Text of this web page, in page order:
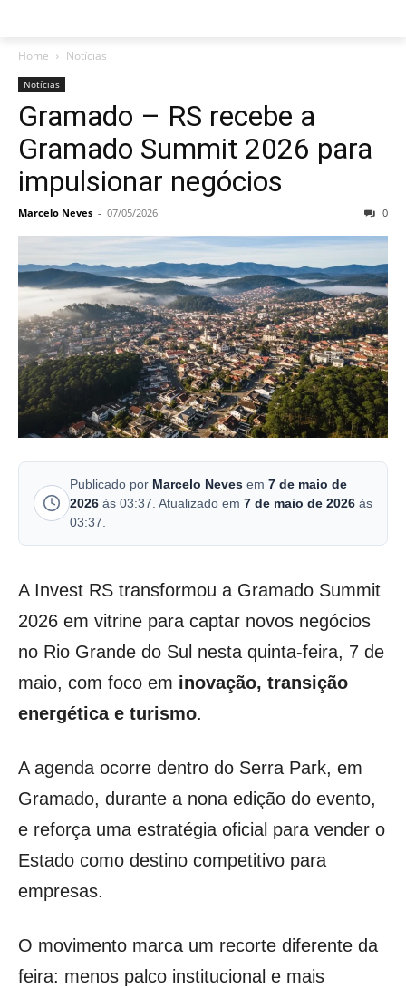
Home Notícias
Notícias
Gramado – RS recebe a
Gramado Summit 2026 para
impulsionar negócios
Marcelo Neves - 07/05/2026 0
Publicado por Marcelo Neves em 7 de maio de
2026 às 03:37. Atualizado em 7 de maio de 2026 às
03:37.
A Invest RS transformou a Gramado Summit
2026 em vitrine para captar novos negócios
no Rio Grande do Sul nesta quinta-feira, 7 de
maio, com foco em inovação, transição
energética e turismo.
A agenda ocorre dentro do Serra Park, em
Gramado, durante a nona edição do evento,
e reforça uma estratégia oficial para vender o
Estado como destino competitivo para
empresas.
O movimento marca um recorte diferente da
feira: menos palco institucional e mais